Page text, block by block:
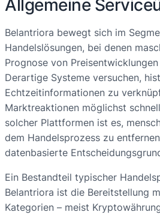
Allgemeine
Belantriora bewegt sich im
Handelslösungen, bei denen
Prognose von
Derartige Systeme versuchen,
Echtzeitinformationen zu
Marktreaktionen möglichst
solcher Plattformen ist es,
dem Handelsprozess zu
datenbasierte
Ein Bestandteil typischer
Belantriora ist die Bereitstellung
Kategorien – meist